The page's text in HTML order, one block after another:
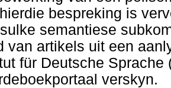
bespreking is
semantiese
van artikels uit een
für Deutsche
verskyn.